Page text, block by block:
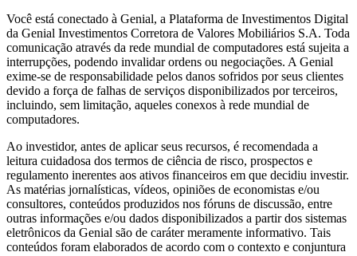
Você está conectado à Genial, a Plataforma de Investimentos Digital
da Genial Investimentos Corretora de Valores Mobiliários S.A. Toda
comunicação através da rede mundial de computadores está sujeita a
interrupções, podendo invalidar ordens ou negociações. A Genial
exime-se de responsabilidade pelos danos sofridos por seus clientes
devido a força de falhas de serviços disponibilizados por terceiros,
incluindo, sem limitação, aqueles conexos à rede mundial de
computadores.
Ao investidor, antes de aplicar seus recursos, é recomendada a
leitura cuidadosa dos termos de ciência de risco, prospectos e
regulamento inerentes aos ativos financeiros em que decidiu investir.
As matérias jornalísticas, vídeos, opiniões de economistas e/ou
consultores, conteúdos produzidos nos fóruns de discussão, entre
outras informações e/ou dados disponibilizados a partir dos sistemas
eletrônicos da Genial são de caráter meramente informativo. Tais
conteúdos foram elaborados de acordo com o contexto e conjuntura